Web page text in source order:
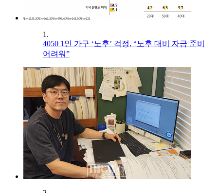
1.
4050 1인 가구 ‘노후’ 걱정, “노후 대비 자금 준비
어려워”